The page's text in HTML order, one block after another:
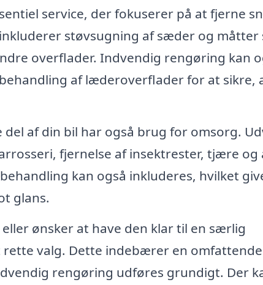
service, der fokuserer på at fjerne
støvsugning af sæder og måtter
overflader. Indvendig rengøring kan
af læderoverflader for at sikre,
del af din bil har også brug for omsorg.
fjernelse af insektrester, tjære og
kan også inkluderes, hvilket
glans.
ønsker at have den klar til en særlig
valg. Dette indebærer en omfattende
rengøring udføres grundigt. Der